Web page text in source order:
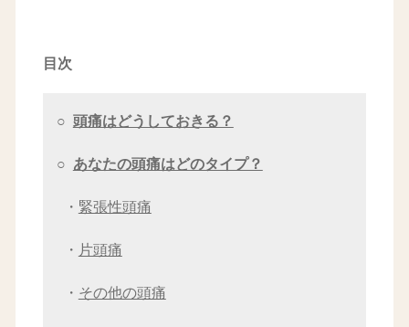
目次
○ 頭痛はどうしておきる？
○ あなたの頭痛はどのタイプ？
・ 緊張性頭痛
・ 片頭痛
・ その他の頭痛